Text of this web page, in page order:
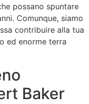
possano spuntare
Comunque, siamo
contribuire alla tua
ed enorme terra
Baker